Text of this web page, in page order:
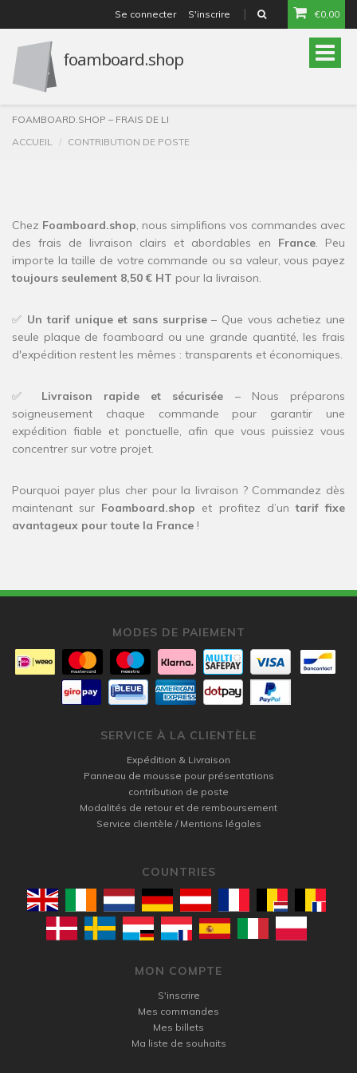
Se connecter S'inscrire €0,00
Toggle
FOAMBOARD.SHOP – FRAIS DE LI
ACCUEIL
CONTRIBUTION DE POSTE
Chez Foamboard.shop, nous simplifions vos commandes avec
des frais de livraison clairs et abordables en France. Peu
importe la taille de votre commande ou sa valeur, vous payez
toujours seulement 8,50 € HT pour la livraison.
✅ Un tarif unique et sans surprise– Que vous achetiez une
seule plaque de foamboard ou une grande quantité, les frais
d'expédition restent les mêmes : transparents et économiques.
✅ Livraison rapide et sécurisée – Nous préparons
soigneusement chaque commande pour garantir une
expédition fiable et ponctuelle, afin que vous puissiez vous
concentrer sur votre projet.
Pourquoi payer plus cher pour la livraison ? Commandez dès
maintenant sur Foamboard.shop et profitez d’untarif fixe
avantageux pour toute la France !
MODES DE PAIEMENT
SERVICE À LA CLIENTÈLE
Expédition & Livraison
Panneau de mousse pour présentations
contribution de poste
Modalités de retour et de remboursement
Service clientèle / Mentions légales
COUNTRIES
MON COMPTE
S'inscrire
Mes commandes
Mes billets
Ma liste de souhaits